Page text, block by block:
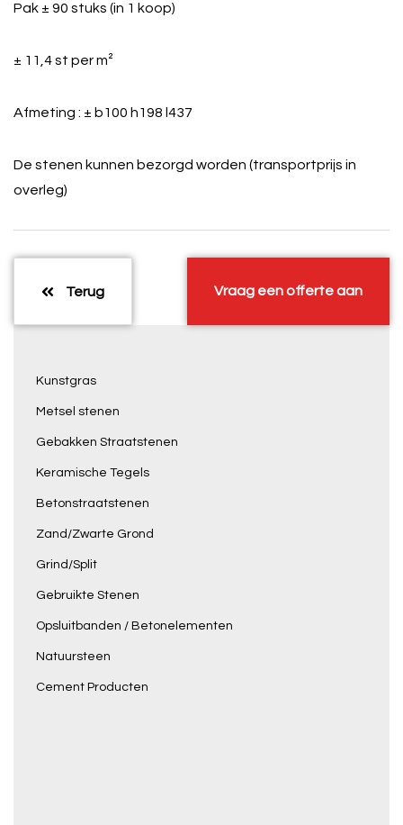
Kunstgras
Metsel stenen
Gebakken Straatstenen
Keramische Tegels
Betonstraatstenen
Zand/Zwarte Grond
Grind/Split
Gebruikte Stenen
Opsluitbanden / Betonelementen
Natuursteen
Cement Producten
Pak ± 90 stuks (in 1 koop)
± 11,4 st per m²
Afmeting : ± b100 h198 l437
De stenen kunnen bezorgd worden (transportprijs in
overleg)
Terug Vraag een offerte aan